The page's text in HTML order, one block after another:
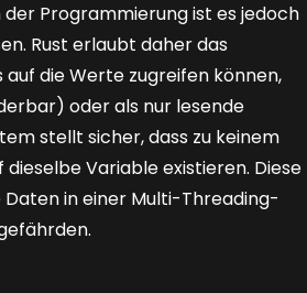
Programmierung ist es jedoch
Rust erlaubt daher das
die Werte zugreifen können,
oder als nur lesende
stellt sicher, dass zu keinem
Variable existieren. Diese
in einer Multi-Threading-